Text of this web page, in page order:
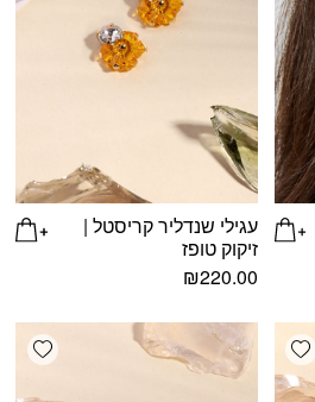
עגילי שנדליר קריסטל |
זיקוק טופז
₪220.00
Add wishlist